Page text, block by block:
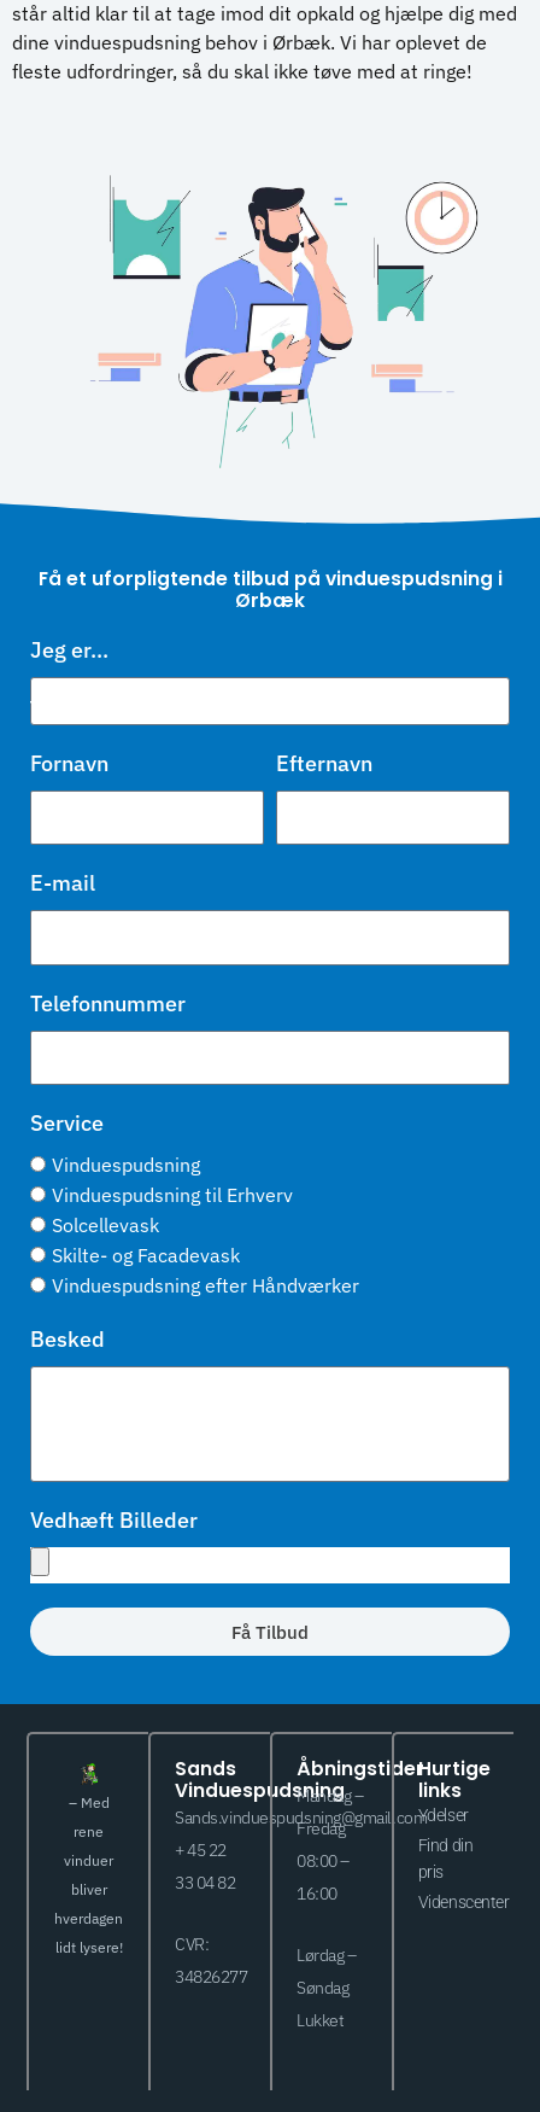
står altid klar til at tage imod dit opkald og hjælpe dig med
dine vinduespudsning behov i Ørbæk. Vi har oplevet de
fleste udfordringer, så du skal ikke tøve med at ringe!
Få et uforpligtende tilbud på vinduespudsning i
Ørbæk
Jeg er...
Fornavn Efternavn
E-mail
Telefonnummer
Service
Vinduespudsning
Vinduespudsning til Erhverv
Solcellevask
Skilte- og Facadevask
Vinduespudsning efter Håndværker
Besked
Vedhæft Billeder
Få Tilbud
– Med
rene
vinduer
bliver
hverdagen
lidt lysere!
Sands
Vinduespudsning
Sands.vinduespudsning@gmail.com
+ 45 22
33 04 82
CVR:
34826277
Åbningstider
Mandag –
Fredag
08:00 –
16:00
Lørdag –
Søndag
Lukket
Hurtige
links
Ydelser
Find din
pris
Videnscenter